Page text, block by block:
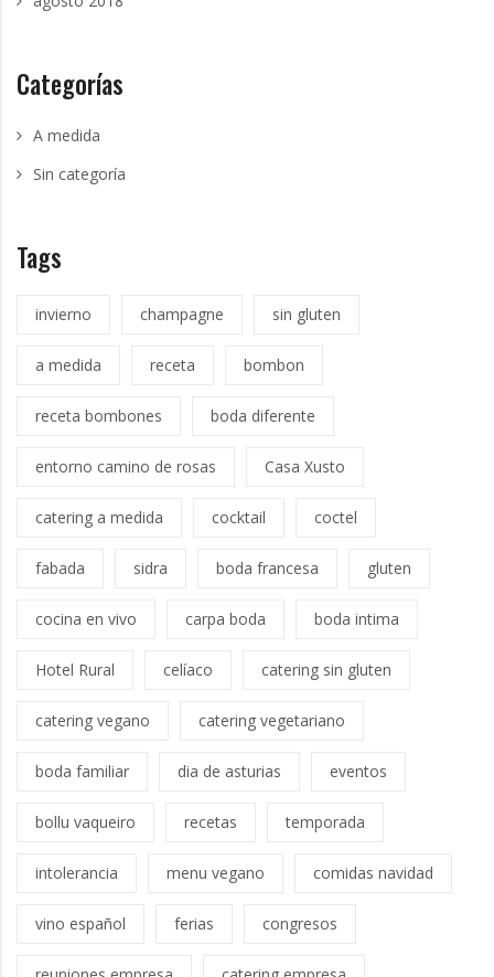
Categorías
A medida
Sin categoría
Tags
invierno champagne sin gluten
a medida receta bombon
receta bombones boda diferente
entorno camino de rosas Casa Xusto
catering a medida cocktail coctel
fabada sidra boda francesa gluten
cocina en vivo carpa boda boda intima
Hotel Rural celíaco catering sin gluten
catering vegano catering vegetariano
boda familiar dia de asturias eventos
bollu vaqueiro recetas temporada
intolerancia menu vegano comidas navidad
vino español ferias congresos